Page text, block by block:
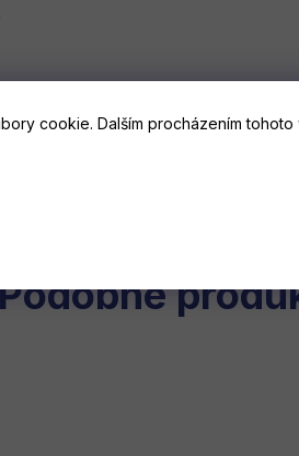
cookie. Dalším procházením
produktů a od těchto